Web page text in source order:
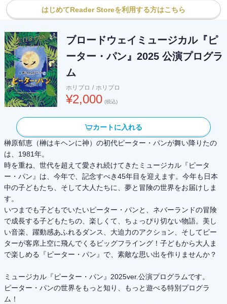
はじめてReader Storeを利用する方はこちら
ブロードウェイミュージカル『ピ
ーター・パン』2025 公演プログラ
ム
ホリプロ / ホリプロ
¥2,000 (税込)
カートに入れる
榊原郁恵（榊はキヘンに神）の初代ピーター・パンが舞い降りたの
は、1981年。
時を重ね、世代を超えて愛され続けてきたミュージカル『ピータ
ー・パン』は、今年で、記念すべき45年目を迎えます。今年も日本
中の子どもたち、そして大人たちに、夢と冒険の世界をお届けしま
す。
いつまでも子どもでいたいピーター・パンと、ネバーランドの冒険
で成長する子どもたちの、楽しくて、ちょっぴり切ない物語。美し
い音楽、躍動感あふれるダンス、大迫力のアクション、そしてピー
ターが客席上空に飛んでくるビッグフライング！子どもから大人ま
で楽しめる『ピーター・パン』で、素敵な思い出を作りませんか？
ミュージカル『ピーター・パン』2025ver.公演プログラムです。
ピーター・パンの世界をもっと知り、もっと遊べる特別プログラ
ム！